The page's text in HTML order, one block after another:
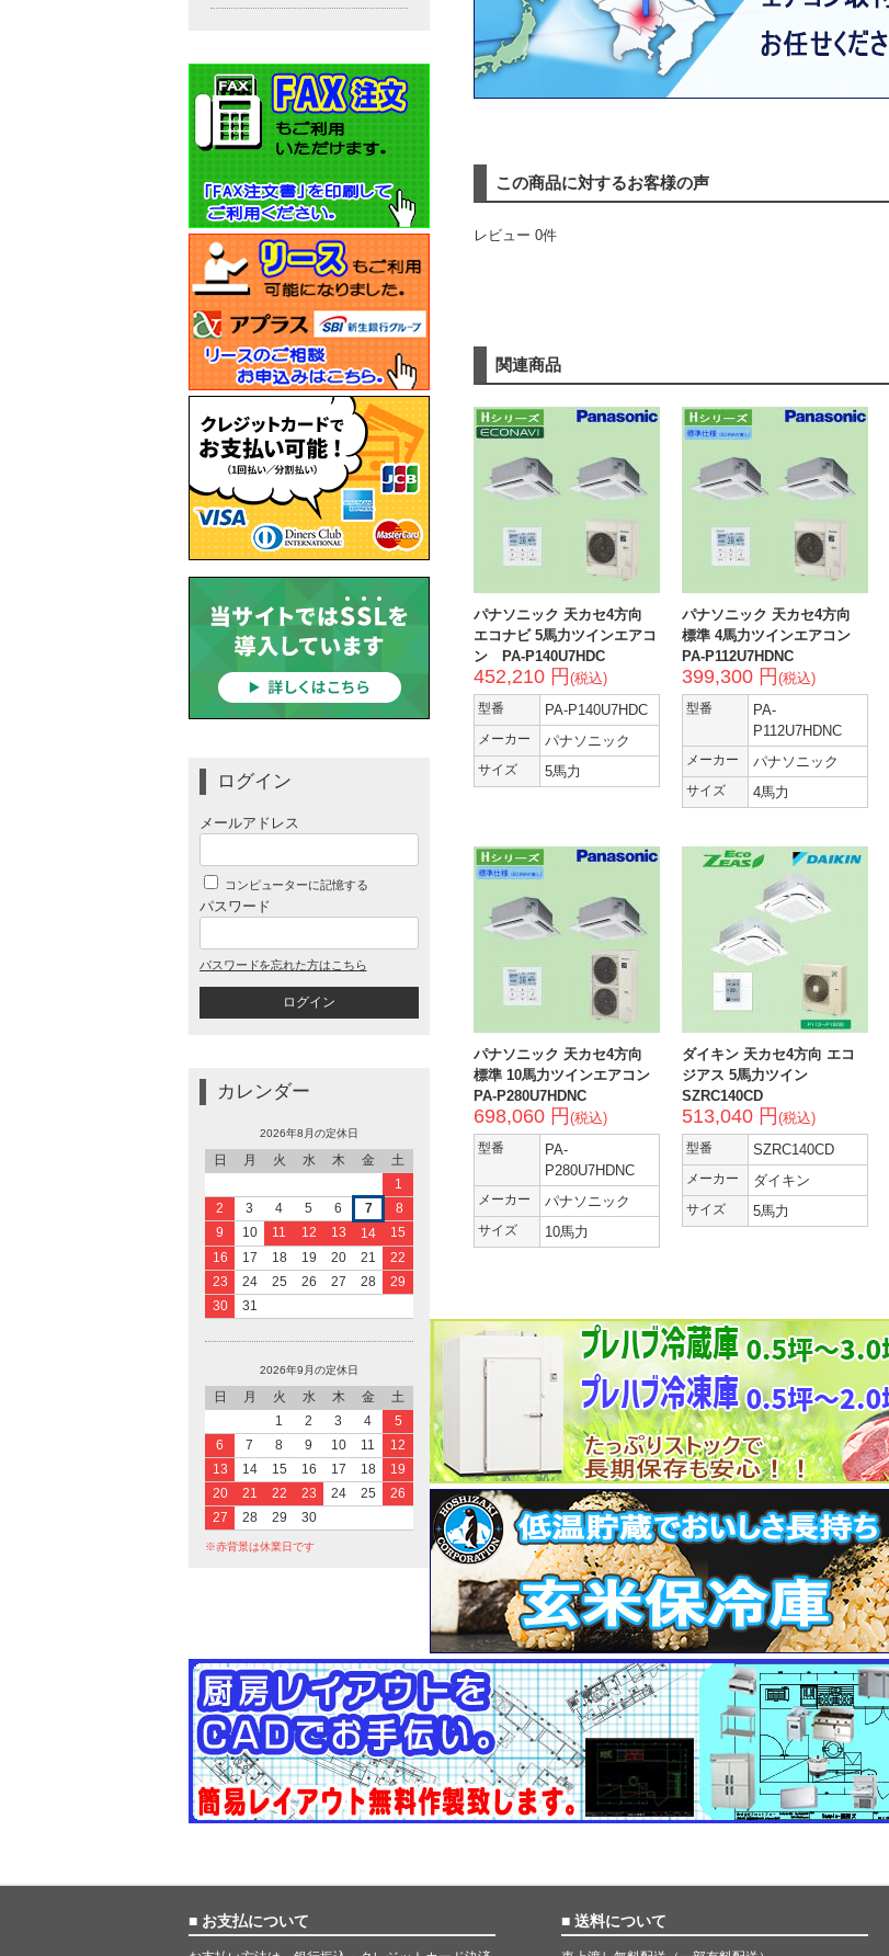
ログイン
メールアドレス
コンピューターに記憶する
パスワード
パスワードを忘れた方はこちら
カレンダー
2026年8月の定休日
日 月 火 水 木 金
土
1
2
3 4 5 6 7
8
9
10 11 12 13 14
15
16
17 18 19 20 21
22
23
24 25 26 27 28
29
30
31
2026年9月の定休日
日 月 火 水 木 金
土
1
2 3 4
5
6
7 8 9 10 11
12
13
14 15 16 17 18
19
20
21 22 23 24 25
26
27
28 29 30
※赤背景は休業日です
この商品に対するお客様の声
レビュー 0件
関連商品
パナソニック 天カセ4方向
エコナビ 5馬力ツインエアコ
ン PA-P140U7HDC
452,210 円 (税込)
型番 PA-P140U7HDC
メーカー パナソニック
サイズ 5馬力
パナソニック 天カセ4方向
標準 4馬力ツインエアコン
PA-P112U7HDNC
399,300 円 (税込)
型番
PA-
P112U7HDNC
メーカー パナソニック
サイズ 4馬力
パナソニック 天カセ4方向
標準 10馬力ツインエアコン
PA-P280U7HDNC
698,060 円 (税込)
型番
PA-
P280U7HDNC
メーカー パナソニック
サイズ 10馬力
ダイキン 天カセ4方向 エコ
ジアス 5馬力ツイン
SZRC140CD
513,040 円 (税込)
型番 SZRC140CD
メーカー ダイキン
サイズ 5馬力
■ お支払について ■ 送料について